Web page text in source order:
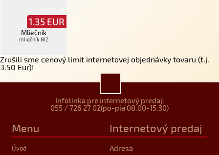
1.35 EUR
Mliečnik
mliečník MZ
Zrušili sme cenový limit internetovej objednávky tovaru (t.j.
3.50 Eur)!
Infolinka pre internetový predaj:
055 / 726 27 02(po-pia 08.00-15.30)
Menu
Úvod
Internetový predaj
Adresa